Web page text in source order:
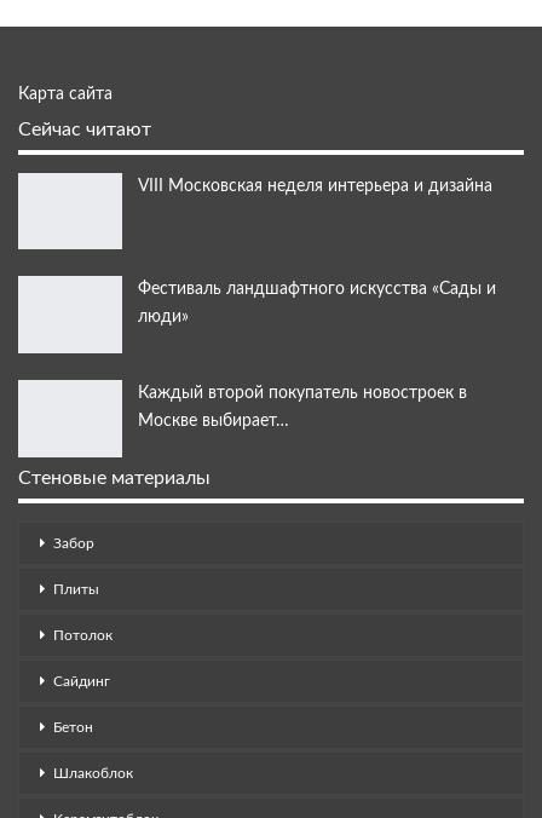
Карта сайта
Сейчас читают
VIII Московская неделя интерьера и дизайна
Фестиваль ландшафтного искусства «Сады и
люди»
Каждый второй покупатель новостроек в
Москве выбирает…
Стеновые материалы
Забор
Плиты
Потолок
Сайдинг
Бетон
Шлакоблок